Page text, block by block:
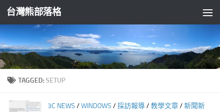
Skip to content
台灣熊部落格
TAGGED:SETUP
3C NEWS /WINDOWS /採訪報導/教學文章/新聞新